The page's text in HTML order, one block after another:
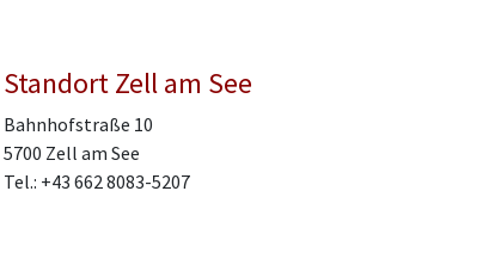
Standort Zell am See
Bahnhofstraße 10
5700 Zell am See
Tel.: +43 662 8083-5207